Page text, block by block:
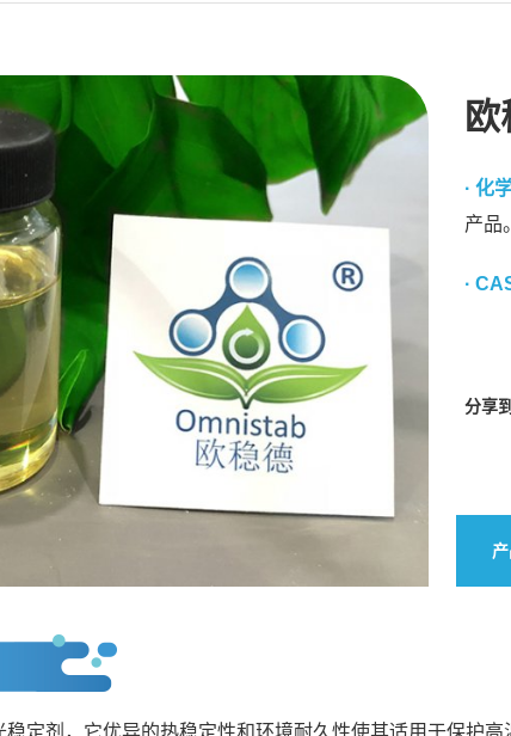
· 化
产品。
·
分享到
稳定剂，它优异的热稳定性和环境耐久性使其适用于保护